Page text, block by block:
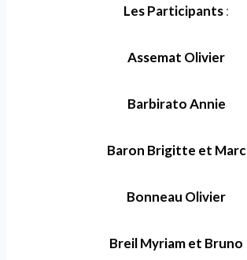
Les Participants:
Assemat Olivier
Barbirato Annie
Baron Brigitte et Marc
Bonneau Olivier
Breil Myriam et Bruno